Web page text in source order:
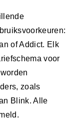
of Addict. Elk
voor
zoals
Blink. Alle